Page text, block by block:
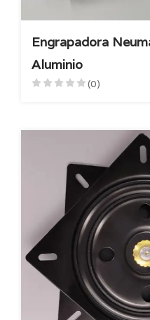
Engrapadora
Aluminio
(0)